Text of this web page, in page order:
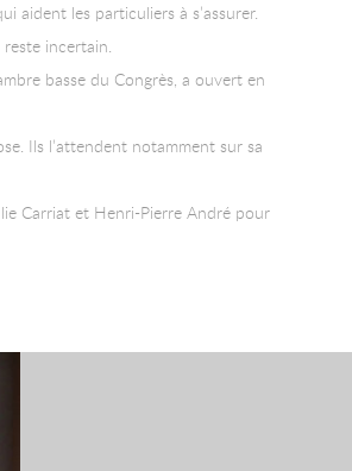
aident les particuliers à s’assurer.
incertain.
basse du Congrès, a ouvert en
Ils l’attendent notamment sur sa
Carriat et Henri-Pierre André pour